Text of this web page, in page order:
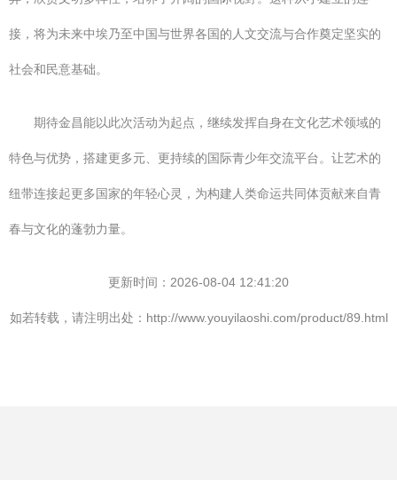
接，将为未来中埃乃至中国与世界各国的人文交流与合作奠定坚实的
社会和民意基础。
期待金昌能以此次活动为起点，继续发挥自身在文化艺术领域的
特色与优势，搭建更多元、更持续的国际青少年交流平台。让艺术的
纽带连接起更多国家的年轻心灵，为构建人类命运共同体贡献来自青
春与文化的蓬勃力量。
更新时间：2026-08-04 12:41:20
如若转载，请注明出处：http://www.youyilaoshi.com/product/89.html